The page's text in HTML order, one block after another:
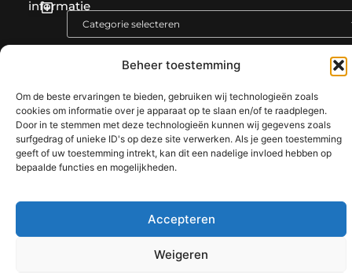
Beheer toestemming
Om de beste ervaringen te bieden, gebruiken wij technologieën zoals
cookies om informatie over je apparaat op te slaan en/of te raadplegen.
Door in te stemmen met deze technologieën kunnen wij gegevens zoals
surfgedrag of unieke ID's op deze site verwerken. Als je geen toestemming
geeft of uw toestemming intrekt, kan dit een nadelige invloed hebben op
bepaalde functies en mogelijkheden.
Accepteren
Weigeren
informatie
@2025 www.agritime.be. All Right Reserved.​